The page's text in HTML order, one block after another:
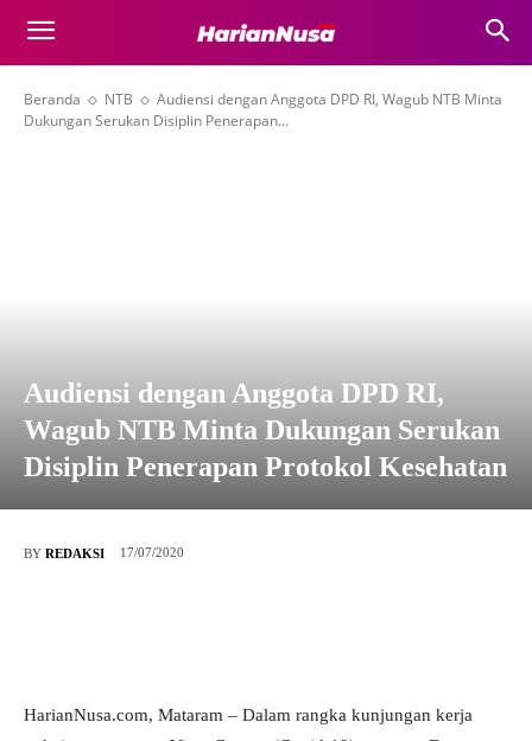
Beranda NTB
Audiensi dengan Anggota DPD RI, Wagub NTB Minta
Dukungan Serukan Disiplin Penerapan...
Audiensi dengan Anggota DPD RI,
Wagub NTB Minta Dukungan Serukan
Disiplin Penerapan Protokol Kesehatan
BY REDAKSI 17/07/2020
HarianNusa.com, Mataram – Dalam rangka kunjungan kerja